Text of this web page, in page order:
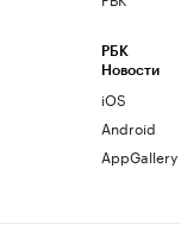
РБК
Новости
iOS
Android
AppGallery